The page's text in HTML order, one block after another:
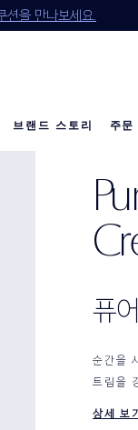
인 코드: WELCOME*)
오일을 만나보세요.
션을 만나보세요.
택을 지금 만나보세요.
프트 세트 증정
프트 세트 증정
4종 기프트 세트 & 젬스
브랜드 스토리 주문
칼리's 초이스
칼리's 초이스
리제너레이팅 유스
퓨
순간을
트립을
상세 보